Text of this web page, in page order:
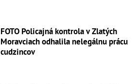
FOTO Policajná kontrola v Zlatých
Moravciach odhalila nelegálnu prácu
cudzincov